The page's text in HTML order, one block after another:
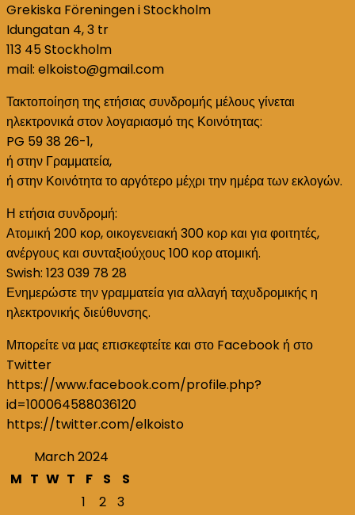
Grekiska Föreningen i Stockholm
Idungatan 4, 3 tr
113 45 Stockholm
mail: elkoisto@gmail.com
Τακτοποίηση της ετήσιας συνδρομής μέλους γίνεται
ηλεκτρονικά στον λογαριασμό της Κοινότητας:
PG 59 38 26-1,
ή στην Γραμματεία,
ή στην Κοινότητα το αργότερο μέχρι την ημέρα των εκλογών.
Η ετήσια συνδρομή:
Ατομική 200 κορ, οικογενειακή 300 κορ και για φοιτητές,
ανέργους και συνταξιούχους 100 κορ ατομική.
Swish: 123 039 78 28
Ενημερώστε την γραμματεία για αλλαγή ταχυδρομικής η
ηλεκτρονικής διεύθυνσης.
Μπορείτε να μας επισκεφτείτε και στο Facebook ή στο
Twitter
https://www.facebook.com/profile.php?
id=100064588036120
https://twitter.com/elkoisto
March 2024
M T W T F S
S
1
2
3